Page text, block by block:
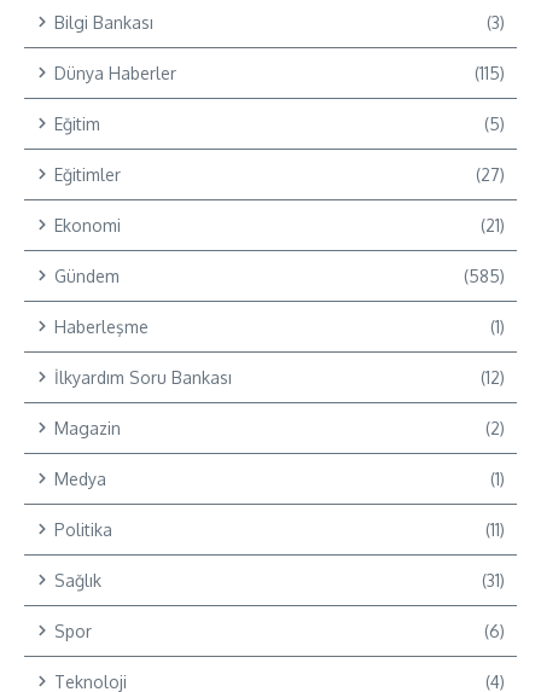
Bilgi Bankası (3)
Dünya Haberler (115)
Eğitim (5)
Eğitimler (27)
Ekonomi (21)
Gündem (585)
Haberleşme (1)
İlkyardım Soru Bankası (12)
Magazin (2)
Medya (1)
Politika (11)
Sağlık (31)
Spor (6)
Teknoloji (4)